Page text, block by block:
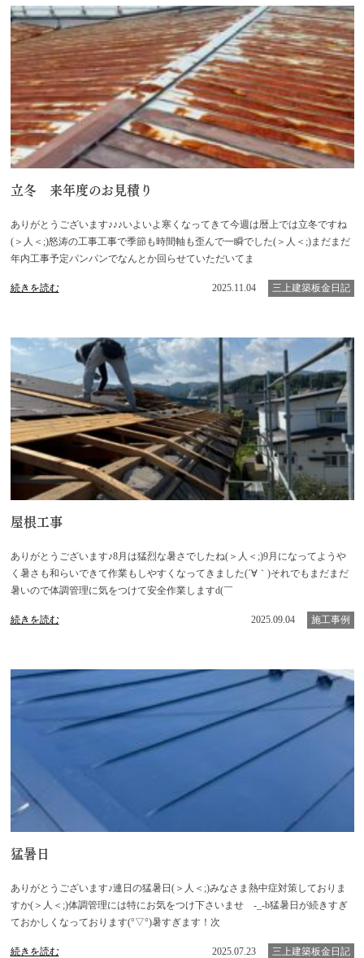
立冬 来年度のお見積り
ありがとうございます♪♪♪いよいよ寒くなってきて今週は暦上では立冬ですね
(＞人＜;)怒涛の工事工事で季節も時間軸も歪んで一瞬でした(＞人＜;)まだまだ
年内工事予定パンパンでなんとか回らせていただいてま
続きを読む 2025.11.04 三上建築板金日記
屋根工事
ありがとうございます♪8月は猛烈な暑さでしたね(＞人＜;)9月になってようや
く暑さも和らいできて作業もしやすくなってきました(´∀｀)それでもまだまだ
暑いので体調管理に気をつけて安全作業しますd(￣
続きを読む 2025.09.04 施工事例
猛暑日
ありがとうございます♪連日の猛暑日(＞人＜;)みなさま熱中症対策しておりま
すか(＞人＜;)体調管理には特にお気をつけ下さいませ -_-b猛暑日が続きすぎ
ておかしくなっております(°▽°)暑すぎます！次
続きを読む 2025.07.23 三上建築板金日記